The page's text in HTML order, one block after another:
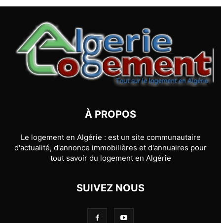
À PROPOS
Le logement en Algérie : est un site communautaire
d'actualité, d'annonce immobilières et d'annuaires pour
tout savoir du logement en Algérie
SUIVEZ NOUS